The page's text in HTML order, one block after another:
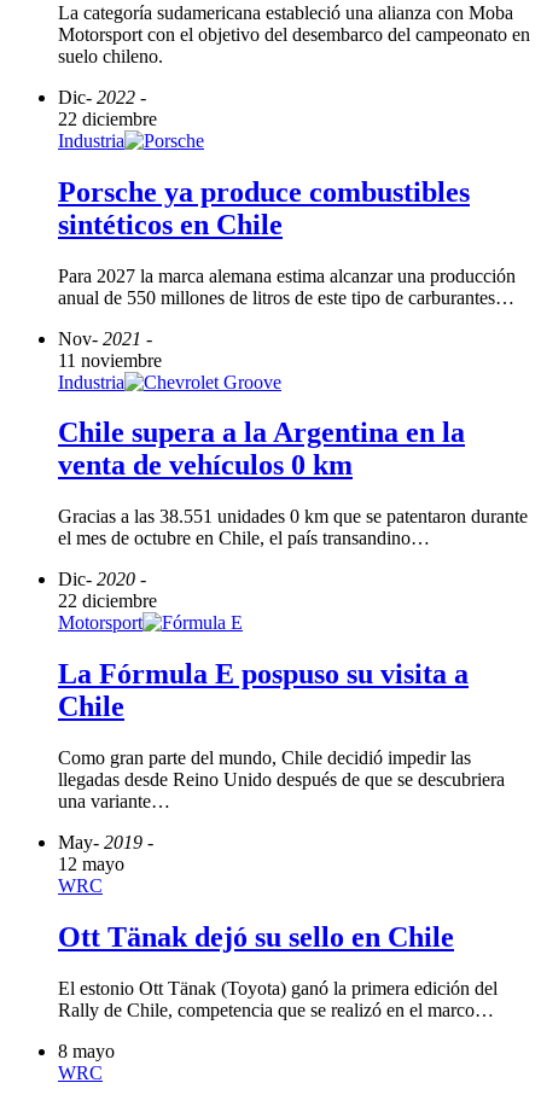
La categoría sudamericana estableció una alianza con Moba
Motorsport con el objetivo del desembarco del campeonato en
suelo chileno.
Dic- 2022 -
22 diciembre
Industria
Porsche ya produce combustibles
sintéticos en Chile
Para 2027 la marca alemana estima alcanzar una producción
anual de 550 millones de litros de este tipo de carburantes…
Nov- 2021 -
11 noviembre
Industria
Chile supera a la Argentina en la
venta de vehículos 0 km
Gracias a las 38.551 unidades 0 km que se patentaron durante
el mes de octubre en Chile, el país transandino…
Dic- 2020 -
22 diciembre
Motorsport
La Fórmula E pospuso su visita a
Chile
Como gran parte del mundo, Chile decidió impedir las
llegadas desde Reino Unido después de que se descubriera
una variante…
May- 2019 -
12 mayo
WRC
Ott Tänak dejó su sello en Chile
El estonio Ott Tänak (Toyota) ganó la primera edición del
Rally de Chile, competencia que se realizó en el marco…
8 mayo
WRC